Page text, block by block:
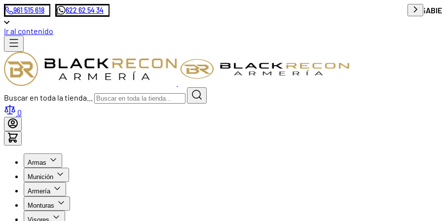
Envío
961 515 618 622 62 54 34
Ir al contenido
Buscar en toda la tienda...
0
Armas
Munición
Armería
Monturas